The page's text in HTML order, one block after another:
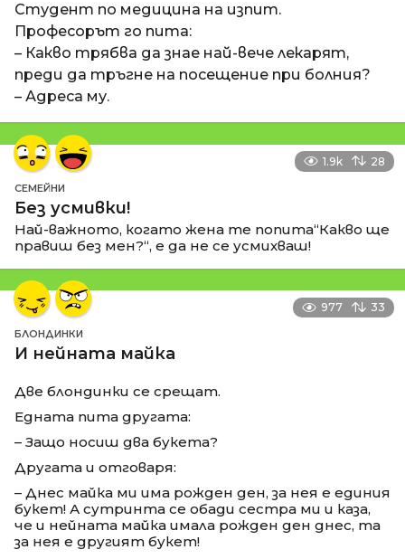
Студент по медицина на изпит.
Професорът го пита:
– Какво трябва да знае най-вече лекарят,
преди да тръгне на посещение при болния?
– Адреса му.
1.9k 28
СЕМЕЙНИ
Без усмивки!
Най-важното, когато жена те попита“Какво ще
правиш без мен?“, е да не се усмихваш!
977 33
БЛОНДИНКИ
И нейната майка
Две блондинки се срещат.
Едната пита другата:
– Защо носиш два букета?
Другата и отговаря:
– Днес майка ми има рожден ден, за нея е единия
букет! А сутринта се обади сестра ми и каза,
че и нейната майка имала рожден ден днес, та
за нея е другият букет!